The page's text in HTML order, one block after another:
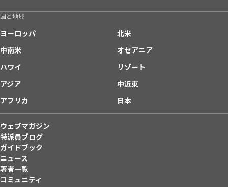
国と地域
ヨーロッパ
北米
中南米
オセアニア
ハワイ
リゾート
アジア
中近東
アフリカ
日本
ウェブマガジン
特派員ブログ
ガイドブック
ニュース
著者一覧
コミュニティ